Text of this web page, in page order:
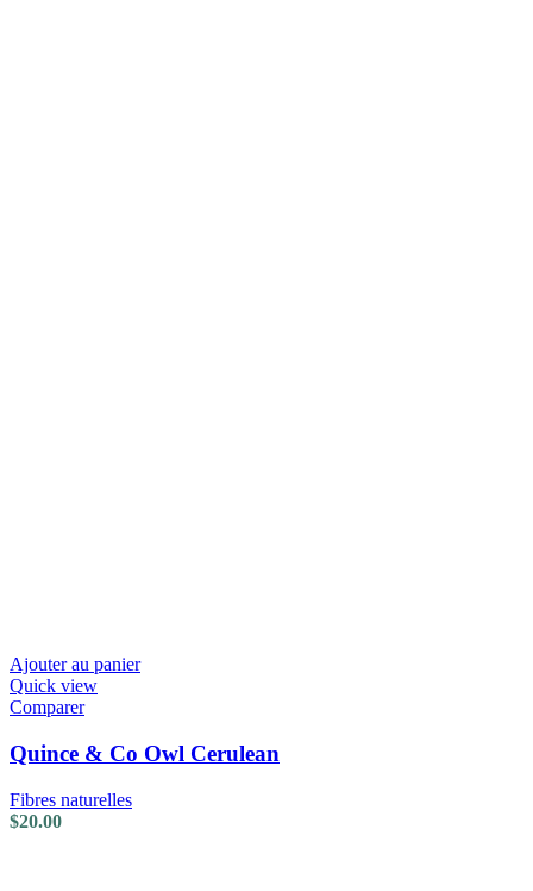
Ajouter au panier
Quick view
Comparer
Quince & Co Owl Cerulean
Fibres naturelles
$20.00